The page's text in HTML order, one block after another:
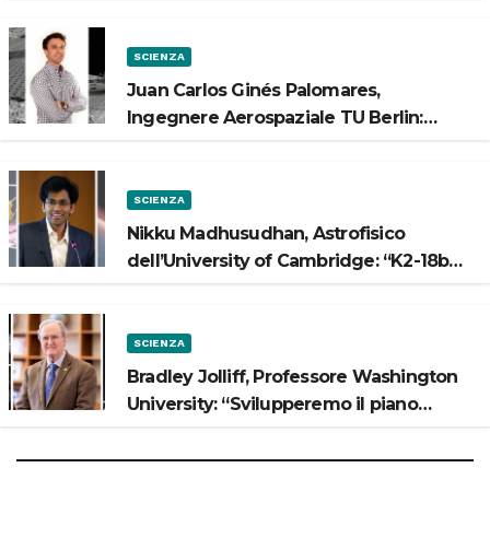
SCIENZA
Juan Carlos Ginés Palomares,
Ingegnere Aerospaziale TU Berlin:
SCIENZA
Nikku Madhusudhan, Astrofisico
dell’University of Cambridge: “K2-18b
SCIENZA
Bradley Jolliff, Professore Washington
University: “Svilupperemo il piano